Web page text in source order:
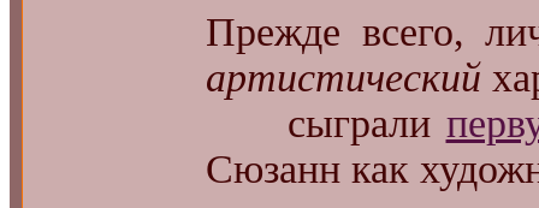
Прежде всего,
артистический
сыграли
Сюзанн как